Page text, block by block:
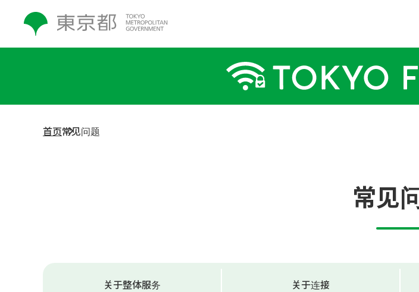
首页常见问题
常见
关于整体服务 关于连接